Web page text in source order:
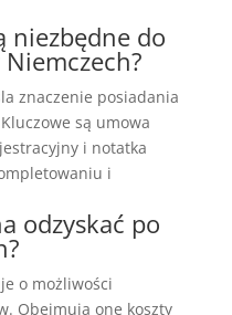
niezbędne do
znaczenie posiadania
są umowa
i notatka
i
odzyskać po
o możliwości
Obejmują one koszty